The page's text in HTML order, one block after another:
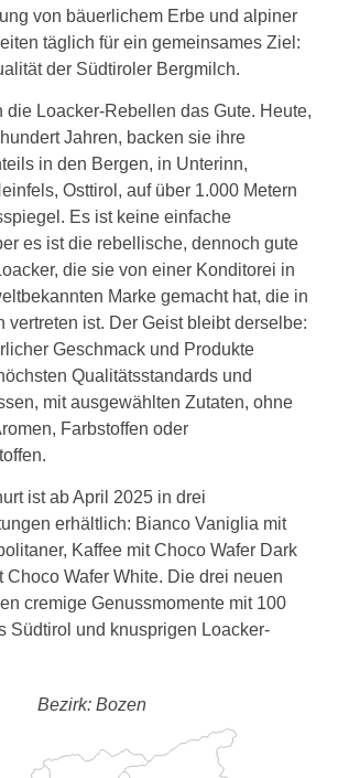
von bäuerlichem Erbe und alpiner
täglich für ein gemeinsames Ziel:
der Südtiroler Bergmilch.
die Loacker-Rebellen das Gute. Heute,
Jahren, backen sie ihre
in den Bergen, in Unterinn,
Osttirol, auf über 1.000 Metern
Es ist keine einfache
es ist die rebellische, dennoch gute
die sie von einer Konditorei in
Marke gemacht hat, die in
vertreten ist. Der Geist bleibt derselbe:
Geschmack und Produkte
Qualitätsstandards und
mit ausgewählten Zutaten, ohne
Farbstoffen oder
ist ab April 2025 in drei
erhältlich: Bianco Vaniglia mit
Kaffee mit Choco Wafer Dark
Choco Wafer White. Die drei neuen
cremige Genussmomente mit 100
Südtirol und knusprigen Loacker-
Bezirk: Bozen